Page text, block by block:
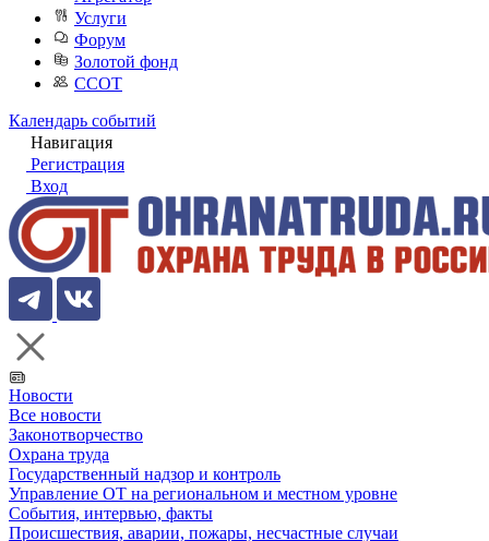
Услуги
Форум
Золотой фонд
ССОТ
Календарь событий
Навигация
Регистрация
Вход
Новости
Все новости
Законотворчество
Охрана труда
Государственный надзор и контроль
Управление ОТ на региональном и местном уровне
События, интервью, факты
Происшествия, аварии, пожары, несчастные случаи